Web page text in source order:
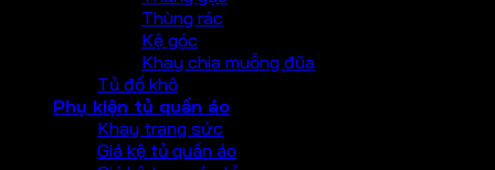
Thùng rác
Kệ góc
Khay chia muỗng đũa
Tủ đồ khô
Phụ kiện tủ quần áo
Khay trang sức
Giá kệ tủ quần áo